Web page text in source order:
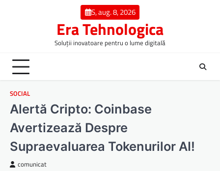
S, aug. 8, 2026
Era Tehnologica
Soluții inovatoare pentru o lume digitală
SOCIAL
Alertă Cripto: Coinbase
Avertizează Despre
Supraevaluarea Tokenurilor AI!
comunicat